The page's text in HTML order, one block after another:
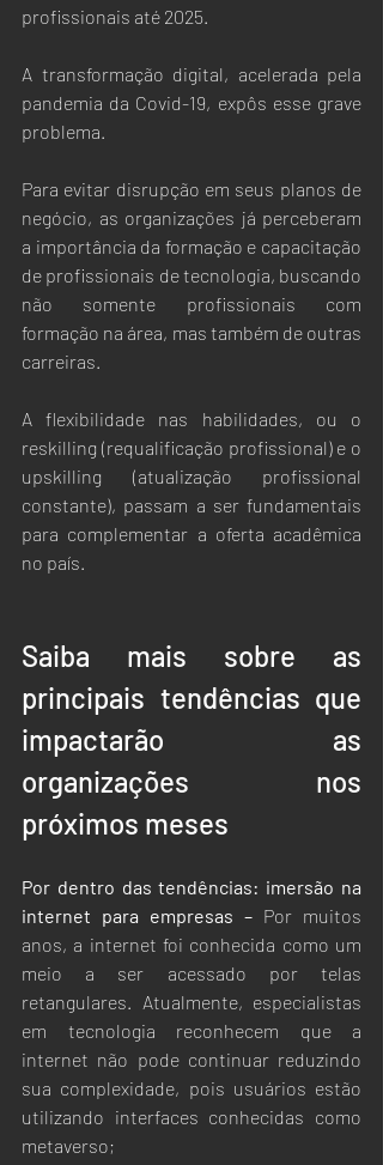
profissionais até 2025.
A transformação digital, acelerada pela
pandemia da Covid-19, expôs esse grave
problema.
Para evitar disrupção em seus planos de
negócio, as organizações já perceberam
a importância da formação e capacitação
de profissionais de tecnologia, buscando
não somente profissionais com
formação na área, mas também de outras
carreiras.
A flexibilidade nas habilidades, ou o
reskilling (requalificação profissional) e o
upskilling (atualização profissional
constante), passam a ser fundamentais
para complementar a oferta acadêmica
no país.
Saiba mais sobre as
principais tendências que
impactarão as
organizações nos
próximos meses
Por dentro das tendências: imersão na
internet para empresas – Por muitos
anos, a internet foi conhecida como um
meio a ser acessado por telas
retangulares. Atualmente, especialistas
em tecnologia reconhecem que a
internet não pode continuar reduzindo
sua complexidade, pois usuários estão
utilizando interfaces conhecidas como
metaverso;